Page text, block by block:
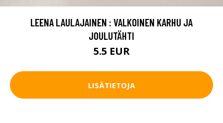
LEENA LAULAJAINEN : VALKOINEN KARHU JA
JOULUTÄHTI
5.5 EUR
LISÄTIETOJA